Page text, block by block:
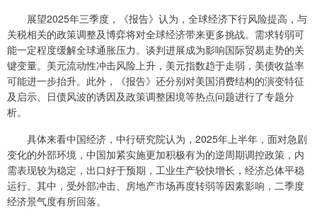
展望2025年三季度，《报告》认为，全球经济下行风险提高，与
关税相关的政策调整及博弈将对全球经济带来更多挑战。需求转弱可
能一定程度缓解全球通胀压力。谈判进展成为影响国际贸易走势的关
键变量。美元流动性冲击风险上升，美元指数趋于走弱，美债收益率
可能进一步抬升。此外，《报告》还分别对美国消费结构的演变特征
及启示、日债风波的诱因及政策调整困境等热点问题进行了专题分
析。
具体来看中国经济，中行研究院认为，2025年上半年，面对急剧
变化的外部环境，中国加紧实施更加积极有为的逆周期调控政策，内
需表现较为稳定，出口好于预期，工业生产较快增长，经济总体平稳
运行。其中，受外部冲击、房地产市场再度转弱等因素影响，二季度
经济景气度有所回落。